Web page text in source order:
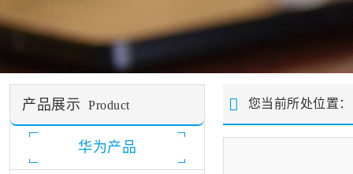
产品展示 Product
华为产品
您当前所处位置